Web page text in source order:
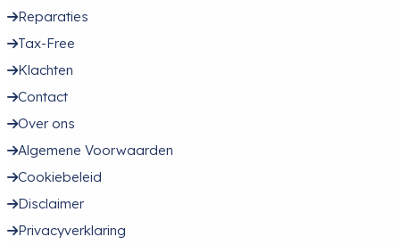
Reparaties
Tax-Free
Klachten
Contact
Over ons
Algemene Voorwaarden
Cookiebeleid
Disclaimer
Privacyverklaring